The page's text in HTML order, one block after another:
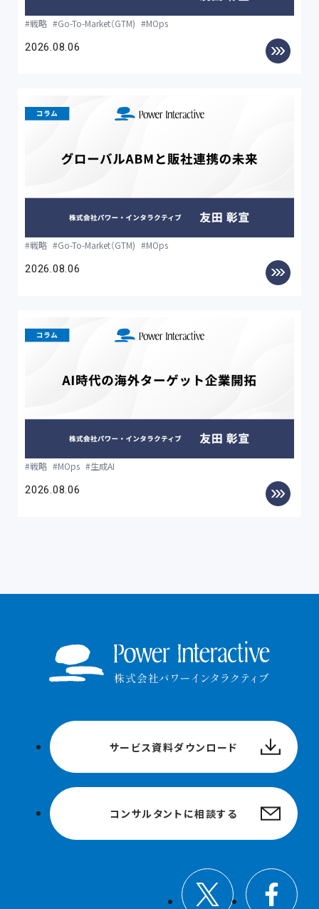
戦略 Go-To-Market（GTM) MOps
2026.08.06
戦略 Go-To-Market（GTM) MOps
2026.08.06
戦略 MOps 生成AI
2026.08.06
サービス資料ダウンロード
コンサルタントに相談する